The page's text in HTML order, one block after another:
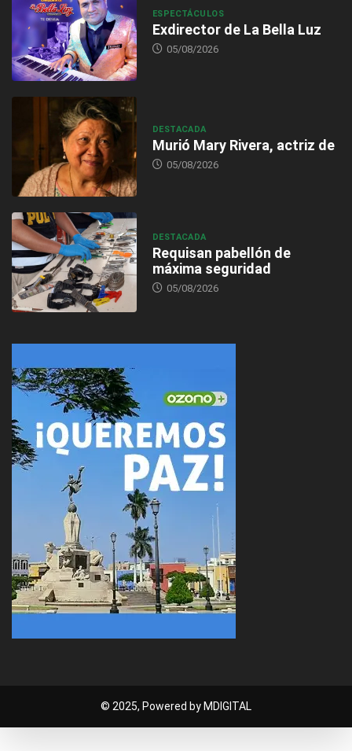
ESPECTÁCULOS
Exdirector de La Bella Luz
05/08/2026
DESTACADA
Murió Mary Rivera, actriz de
05/08/2026
DESTACADA
Requisan pabellón de
máxima seguridad
05/08/2026
© 2025, Powered by MDIGITAL